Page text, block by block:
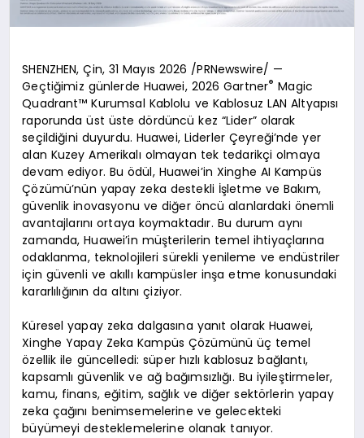
SHENZHEN, Çin, 31 Mayıs 2026 /PRNewswire/ —
Geçtiğimiz günlerde Huawei, 2026 Gartner® Magic
Quadrant™ Kurumsal Kablolu ve Kablosuz LAN Altyapısı
raporunda üst üste dördüncü kez “Lider” olarak
seçildiğini duyurdu. Huawei, Liderler Çeyreği’nde yer
alan Kuzey Amerikalı olmayan tek tedarikçi olmaya
devam ediyor. Bu ödül, Huawei’in Xinghe AI Kampüs
Çözümü’nün yapay zeka destekli İşletme ve Bakım,
güvenlik inovasyonu ve diğer öncü alanlardaki önemli
avantajlarını ortaya koymaktadır. Bu durum aynı
zamanda, Huawei’in müşterilerin temel ihtiyaçlarına
odaklanma, teknolojileri sürekli yenileme ve endüstriler
için güvenli ve akıllı kampüsler inşa etme konusundaki
kararlılığının da altını çiziyor.
Küresel yapay zeka dalgasına yanıt olarak Huawei,
Xinghe Yapay Zeka Kampüs Çözümünü üç temel
özellik ile güncelledi: süper hızlı kablosuz bağlantı,
kapsamlı güvenlik ve ağ bağımsızlığı. Bu iyileştirmeler,
kamu, finans, eğitim, sağlık ve diğer sektörlerin yapay
zeka çağını benimsemelerine ve gelecekteki
büyümeyi desteklemelerine olanak tanıyor.